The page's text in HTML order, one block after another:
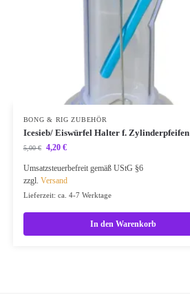
BONG & RIG ZUBEHÖR
Icesieb/ Eiswürfel Halter f. Zylinderpfeifen
5,00€ 4,20 €
Umsatzsteuerbefreit gemäß UStG §6
zzgl. Versand
Lieferzeit: ca. 4-7 Werktage
In den Warenkorb